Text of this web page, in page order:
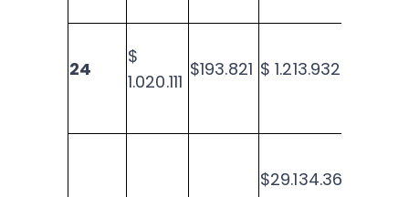
24
$
1.020.111
$193.821 $ 1.213.932
$29.134.365